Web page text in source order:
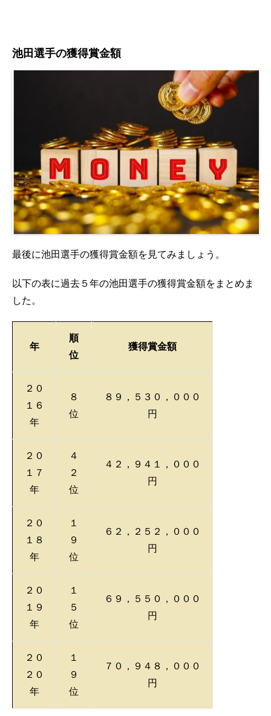
池田選手の獲得賞金額
最後に池田選手の獲得賞金額を見てみましょう。
以下の表に過去５年の池田選手の獲得賞金額をまとめま
した。
年
順
位
獲得賞金額
２０
１６
年
８
位
８９，５３０，０００
円
２０
１７
年
４
２
位
４２，９４１，０００
円
２０
１８
年
１
９
位
６２，２５２，０００
円
２０
１９
年
１
５
位
６９，５５０，０００
円
２０
２０
年
１
９
位
７０，９４８，０００
円